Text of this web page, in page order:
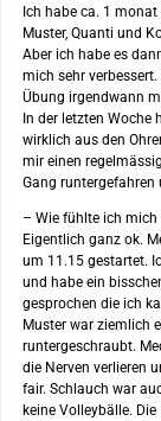
Ich habe ca. 1
Muster, Quanti und
Aber ich habe es
mich sehr
Übung irgendwann
In der letzten Woche
wirklich aus den
mir einen
Gang runtergefahren
– Wie fühlte ich
Eigentlich ganz ok.
um 11.15 gestartet.
und habe ein
gesprochen die ich
Muster war ziemlich
runtergeschraubt.
die Nerven verlieren
fair. Schlauch war
keine Volleybälle.